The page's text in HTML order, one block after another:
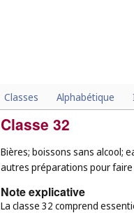
Classes Alphabétique
Classe 32
Bières; boissons sans alcool;
autres préparations pour
Note explicative
La classe 32 comprend